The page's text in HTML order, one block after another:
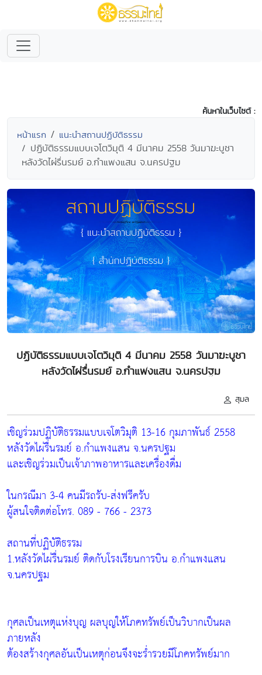
ค้นหาในเว็บไซต์ :
หน้าแรก แนะนำสถานปฏิบัติธรรม
ปฏิบัติธรรมแบบเจโตวิมุติ 4 มีนาคม 2558 วันมาฆะบูชา
หลังวัดไผ่รื่นรมย์ อ.กำแพงแสน จ.นครปฐม
ปฏิบัติธรรมแบบเจโตวิมุติ 4 มีนาคม 2558 วันมาฆะบูชา
หลังวัดไผ่รื่นรมย์ อ.กำแพงแสน จ.นครปฐม
สุมล
เชิญร่วมปฏิบัติธรรมแบบเจโตวิมุติ 13-16 กุมภาพันธ์ 2558
หลังวัดไผ่รื่นรมย์ อ.กำแพงแสน จ.นครปฐม
และเชิญร่วมเป็นเจ้าภาพอาหารและเครื่องดื่ม
ในกรณีมา 3-4 คนมีรถรับ-ส่งฟรีครับ
ผู้สนใจติดต่อโทร. 089 - 766 - 2373
สถานที่ปฏิบัติธรรม
1.หลังวัดไผ่รื่นรมย์ ติดกับโรงเรียนการบิน อ.กำแพงแสน
จ.นครปฐม
กุศลเป็นเหตุแห่งบุญ ผลบุญให้โภคทรัพย์เป็นวิบากเป็นผล
ภายหลัง
ต้องสร้างกุศลอันเป็นเหตุก่อนจึงจะร่ำรวยมีโภคทรัพย์มาก